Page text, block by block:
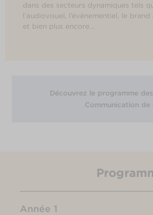
dans des secteurs dynamiques tels
l’audiovisuel, l’événementiel, le
et bien plus encore...
Découvrez le programme
Communication de
Année 1